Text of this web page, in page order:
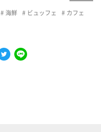
海鮮 ビュッフェ
カフェ